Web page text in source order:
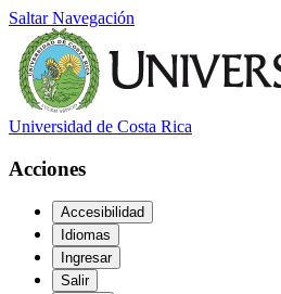
Saltar Navegación
Universidad de Costa Rica
Acciones
Accesibilidad
Idiomas
Ingresar
Salir